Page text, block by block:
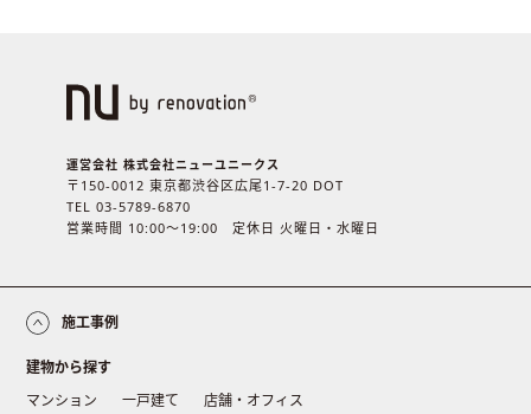
運営会社 株式会社ニューユニークス
〒150-0012 東京都渋谷区広尾1-7-20 DOT
TEL 03-5789-6870
営業時間 10:00〜19:00 定休日 火曜日・水曜日
施工事例
建物から探す
マンション
一戸建て 店舗・オフィス